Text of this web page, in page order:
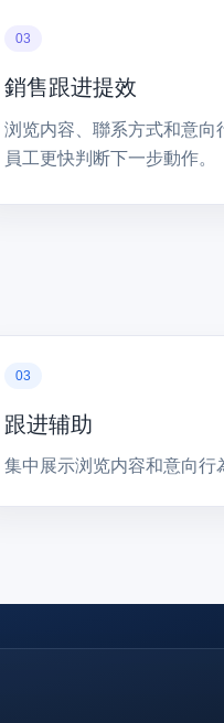
03
銷售跟进提效
浏览内容、聯系方式和意向
員工更快判断下一步動作。
跟进辅助
集中展示浏览内容和意向行